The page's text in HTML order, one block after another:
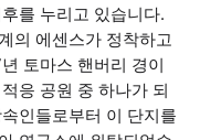
를 누리고 있습니다.
의 에센스가 정착하고
토마스 핸버리 경이
응 공원 중 하나가 되
인들로부터 이 단지를